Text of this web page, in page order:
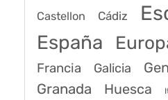
Castellon Cádiz
España
Francia Galicia
Granada Huesca